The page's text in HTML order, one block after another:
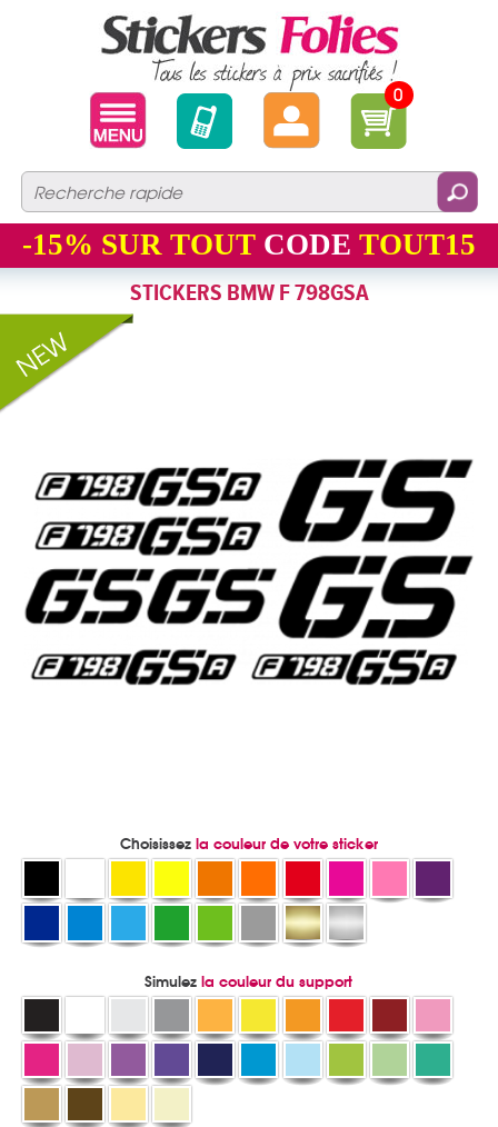
0
-15% SUR TOUT CODE TOUT15
STICKERS BMW F 798GSA
Choisissez la couleur de votre sticker
Simulezla couleur du support